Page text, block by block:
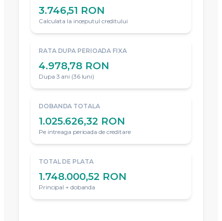
3.746,51 RON
Calculata la inceputul creditului
RATA DUPA PERIOADA FIXA
4.978,78 RON
Dupa 3 ani (36 luni)
DOBANDA TOTALA
1.025.626,32 RON
Pe intreaga perioada de creditare
TOTAL DE PLATA
1.748.000,52 RON
Principal + dobanda